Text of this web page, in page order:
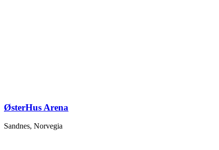
ØsterHus Arena
Sandnes, Norvegia